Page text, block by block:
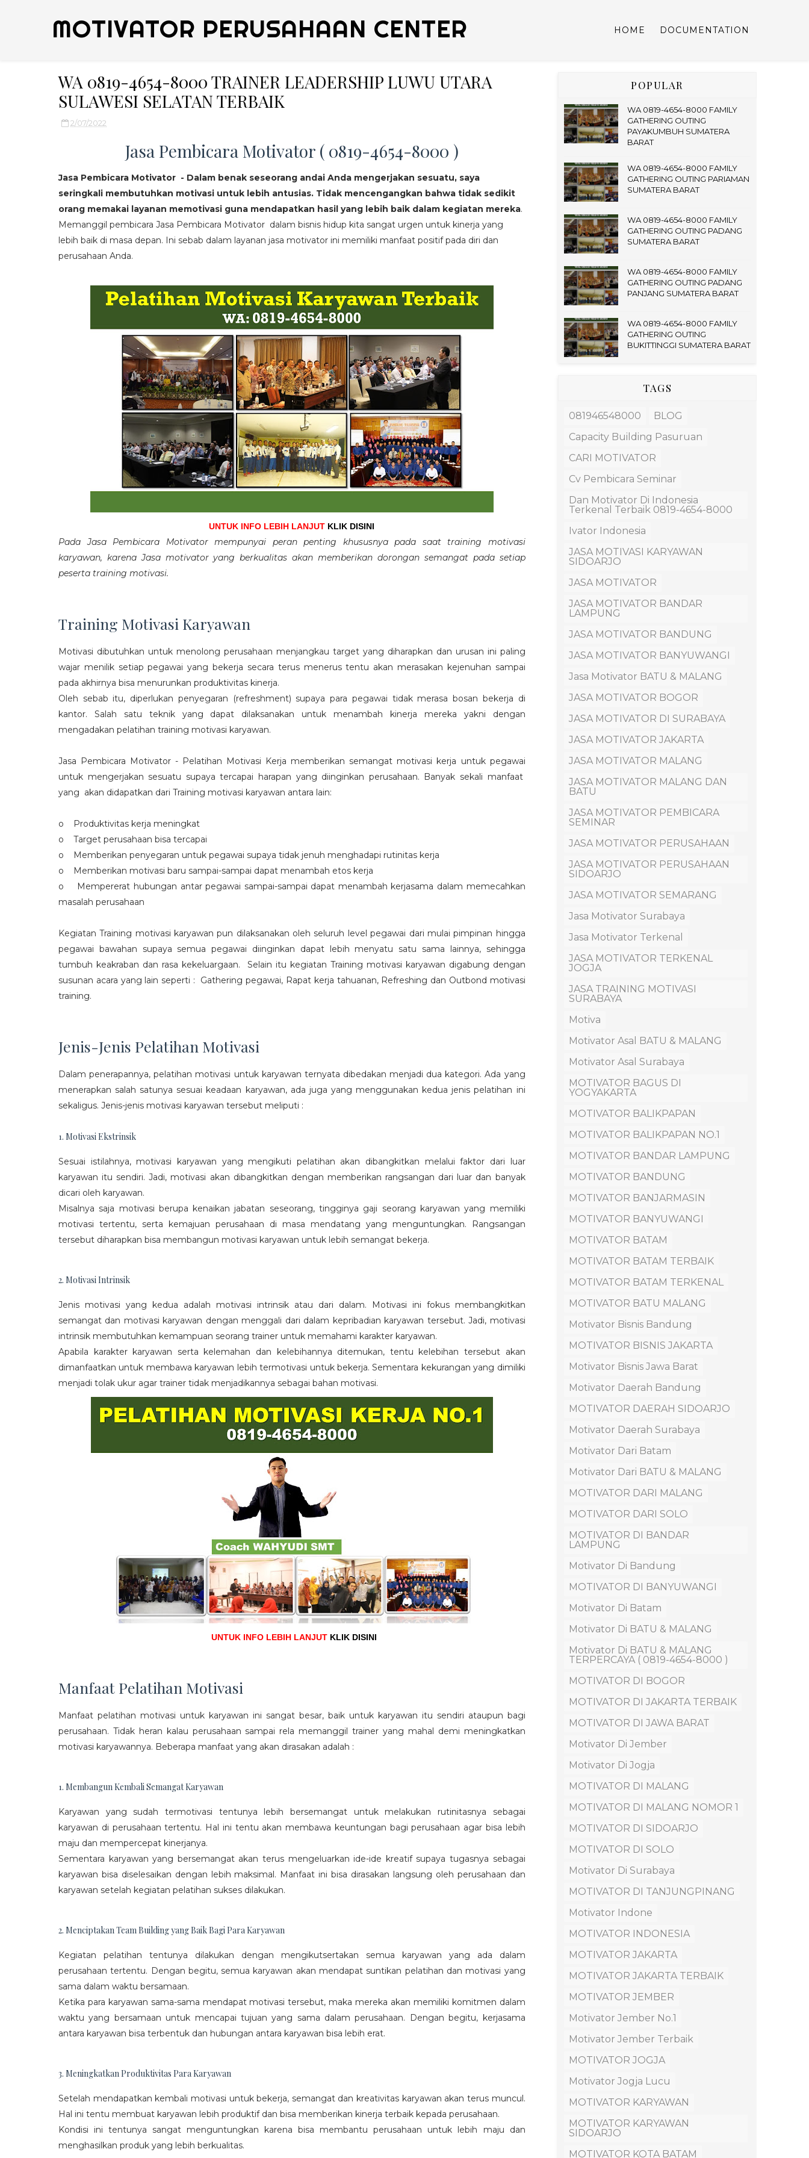
MOTIVATOR PERUSAHAAN CENTER HOME DOCUMENTATION
WA 0819-4654-8000 TRAINER LEADERSHIP LUWU UTARA
SULAWESI SELATAN TERBAIK
2/07/2022
Jasa Pembicara Motivator ( 0819-4654-8000 )
Jasa Pembicara Motivator - Dalam benak seseorang andai Anda mengerjakan sesuatu, saya
seringkali membutuhkan motivasi untuk lebih antusias. Tidak mencengangkan bahwa tidak sedikit
orang memakai layanan memotivasi guna mendapatkan hasil yang lebih baik dalam kegiatan mereka.
Memanggil pembicara Jasa Pembicara Motivator dalam bisnis hidup kita sangat urgen untuk kinerja yang
lebih baik di masa depan. Ini sebab dalam layanan jasa motivator ini memiliki manfaat positif pada diri dan
perusahaan Anda.
UNTUK INFO LEBIH LANJUT KLIK DISINI
Pada Jasa Pembicara Motivator mempunyai peran penting khususnya pada saat training motivasi
karyawan, karena Jasa motivator yang berkualitas akan memberikan dorongan semangat pada setiap
peserta training motivasi.
Training Motivasi Karyawan
Motivasi dibutuhkan untuk menolong perusahaan menjangkau target yang diharapkan dan urusan ini paling
wajar menilik setiap pegawai yang bekerja secara terus menerus tentu akan merasakan kejenuhan sampai
pada akhirnya bisa menurunkan produktivitas kinerja.
Oleh sebab itu, diperlukan penyegaran (refreshment) supaya para pegawai tidak merasa bosan bekerja di
kantor. Salah satu teknik yang dapat dilaksanakan untuk menambah kinerja mereka yakni dengan
mengadakan pelatihan training motivasi karyawan.
Jasa Pembicara Motivator - Pelatihan Motivasi Kerja memberikan semangat motivasi kerja untuk pegawai
untuk mengerjakan sesuatu supaya tercapai harapan yang diinginkan perusahaan. Banyak sekali manfaat
yang akan didapatkan dari Training motivasi karyawan antara lain:
o Produktivitas kerja meningkat
o Target perusahaan bisa tercapai
o Memberikan penyegaran untuk pegawai supaya tidak jenuh menghadapi rutinitas kerja
o Memberikan motivasi baru sampai-sampai dapat menambah etos kerja
o Mempererat hubungan antar pegawai sampai-sampai dapat menambah kerjasama dalam memecahkan
masalah perusahaan
Kegiatan Training motivasi karyawan pun dilaksanakan oleh seluruh level pegawai dari mulai pimpinan hingga
pegawai bawahan supaya semua pegawai diinginkan dapat lebih menyatu satu sama lainnya, sehingga
tumbuh keakraban dan rasa kekeluargaan. Selain itu kegiatan Training motivasi karyawan digabung dengan
susunan acara yang lain seperti : Gathering pegawai, Rapat kerja tahuanan, Refreshing dan Outbond motivasi
training.
Jenis-Jenis Pelatihan Motivasi
Dalam penerapannya, pelatihan motivasi untuk karyawan ternyata dibedakan menjadi dua kategori. Ada yang
menerapkan salah satunya sesuai keadaan karyawan, ada juga yang menggunakan kedua jenis pelatihan ini
sekaligus. Jenis-jenis motivasi karyawan tersebut meliputi :
1. Motivasi Ekstrinsik
Sesuai istilahnya, motivasi karyawan yang mengikuti pelatihan akan dibangkitkan melalui faktor dari luar
karyawan itu sendiri. Jadi, motivasi akan dibangkitkan dengan memberikan rangsangan dari luar dan banyak
dicari oleh karyawan.
Misalnya saja motivasi berupa kenaikan jabatan seseorang, tingginya gaji seorang karyawan yang memiliki
motivasi tertentu, serta kemajuan perusahaan di masa mendatang yang menguntungkan. Rangsangan
tersebut diharapkan bisa membangun motivasi karyawan untuk lebih semangat bekerja.
2. Motivasi Intrinsik
Jenis motivasi yang kedua adalah motivasi intrinsik atau dari dalam. Motivasi ini fokus membangkitkan
semangat dan motivasi karyawan dengan menggali dari dalam kepribadian karyawan tersebut. Jadi, motivasi
intrinsik membutuhkan kemampuan seorang trainer untuk memahami karakter karyawan.
Apabila karakter karyawan serta kelemahan dan kelebihannya ditemukan, tentu kelebihan tersebut akan
dimanfaatkan untuk membawa karyawan lebih termotivasi untuk bekerja. Sementara kekurangan yang dimiliki
menjadi tolak ukur agar trainer tidak menjadikannya sebagai bahan motivasi.
UNTUK INFO LEBIH LANJUT KLIK DISINI
Manfaat Pelatihan Motivasi
Manfaat pelatihan motivasi untuk karyawan ini sangat besar, baik untuk karyawan itu sendiri ataupun bagi
perusahaan. Tidak heran kalau perusahaan sampai rela memanggil trainer yang mahal demi meningkatkan
motivasi karyawannya. Beberapa manfaat yang akan dirasakan adalah :
1. Membangun Kembali Semangat Karyawan
Karyawan yang sudah termotivasi tentunya lebih bersemangat untuk melakukan rutinitasnya sebagai
karyawan di perusahaan tertentu. Hal ini tentu akan membawa keuntungan bagi perusahaan agar bisa lebih
maju dan mempercepat kinerjanya.
Sementara karyawan yang bersemangat akan terus mengeluarkan ide-ide kreatif supaya tugasnya sebagai
karyawan bisa diselesaikan dengan lebih maksimal. Manfaat ini bisa dirasakan langsung oleh perusahaan dan
karyawan setelah kegiatan pelatihan sukses dilakukan.
2. Menciptakan Team Building yang Baik Bagi Para Karyawan
Kegiatan pelatihan tentunya dilakukan dengan mengikutsertakan semua karyawan yang ada dalam
perusahaan tertentu. Dengan begitu, semua karyawan akan mendapat suntikan pelatihan dan motivasi yang
sama dalam waktu bersamaan.
Ketika para karyawan sama-sama mendapat motivasi tersebut, maka mereka akan memiliki komitmen dalam
waktu yang bersamaan untuk mencapai tujuan yang sama dalam perusahaan. Dengan begitu, kerjasama
antara karyawan bisa terbentuk dan hubungan antara karyawan bisa lebih erat.
3. Meningkatkan Produktivitas Para Karyawan
Setelah mendapatkan kembali motivasi untuk bekerja, semangat dan kreativitas karyawan akan terus muncul.
Hal ini tentu membuat karyawan lebih produktif dan bisa memberikan kinerja terbaik kepada perusahaan.
Kondisi ini tentunya sangat menguntungkan karena bisa membantu perusahaan untuk lebih maju dan
menghasilkan produk yang lebih berkualitas.
POPULAR
WA 0819-4654-8000 FAMILY
GATHERING OUTING
PAYAKUMBUH SUMATERA
BARAT
WA 0819-4654-8000 FAMILY
GATHERING OUTING PARIAMAN
SUMATERA BARAT
WA 0819-4654-8000 FAMILY
GATHERING OUTING PADANG
SUMATERA BARAT
WA 0819-4654-8000 FAMILY
GATHERING OUTING PADANG
PANJANG SUMATERA BARAT
WA 0819-4654-8000 FAMILY
GATHERING OUTING
BUKITTINGGI SUMATERA BARAT
TAGS
081946548000
BLOG
Capacity Building Pasuruan
CARI MOTIVATOR
Cv Pembicara Seminar
Dan Motivator Di Indonesia
Terkenal Terbaik 0819-4654-8000
Ivator Indonesia
JASA MOTIVASI KARYAWAN
SIDOARJO
JASA MOTIVATOR
JASA MOTIVATOR BANDAR
LAMPUNG
JASA MOTIVATOR BANDUNG
JASA MOTIVATOR BANYUWANGI
Jasa Motivator BATU & MALANG
JASA MOTIVATOR BOGOR
JASA MOTIVATOR DI SURABAYA
JASA MOTIVATOR JAKARTA
JASA MOTIVATOR MALANG
JASA MOTIVATOR MALANG DAN
BATU
JASA MOTIVATOR PEMBICARA
SEMINAR
JASA MOTIVATOR PERUSAHAAN
JASA MOTIVATOR PERUSAHAAN
SIDOARJO
JASA MOTIVATOR SEMARANG
Jasa Motivator Surabaya
Jasa Motivator Terkenal
JASA MOTIVATOR TERKENAL
JOGJA
JASA TRAINING MOTIVASI
SURABAYA
Motiva
Motivator Asal BATU & MALANG
Motivator Asal Surabaya
MOTIVATOR BAGUS DI
YOGYAKARTA
MOTIVATOR BALIKPAPAN
MOTIVATOR BALIKPAPAN NO.1
MOTIVATOR BANDAR LAMPUNG
MOTIVATOR BANDUNG
MOTIVATOR BANJARMASIN
MOTIVATOR BANYUWANGI
MOTIVATOR BATAM
MOTIVATOR BATAM TERBAIK
MOTIVATOR BATAM TERKENAL
MOTIVATOR BATU MALANG
Motivator Bisnis Bandung
MOTIVATOR BISNIS JAKARTA
Motivator Bisnis Jawa Barat
Motivator Daerah Bandung
MOTIVATOR DAERAH SIDOARJO
Motivator Daerah Surabaya
Motivator Dari Batam
Motivator Dari BATU & MALANG
MOTIVATOR DARI MALANG
MOTIVATOR DARI SOLO
MOTIVATOR DI BANDAR
LAMPUNG
Motivator Di Bandung
MOTIVATOR DI BANYUWANGI
Motivator Di Batam
Motivator Di BATU & MALANG
Motivator Di BATU & MALANG
TERPERCAYA ( 0819-4654-8000 )
MOTIVATOR DI BOGOR
MOTIVATOR DI JAKARTA TERBAIK
MOTIVATOR DI JAWA BARAT
Motivator Di Jember
Motivator Di Jogja
MOTIVATOR DI MALANG
MOTIVATOR DI MALANG NOMOR 1
MOTIVATOR DI SIDOARJO
MOTIVATOR DI SOLO
Motivator Di Surabaya
MOTIVATOR DI TANJUNGPINANG
Motivator Indone
MOTIVATOR INDONESIA
MOTIVATOR JAKARTA
MOTIVATOR JAKARTA TERBAIK
MOTIVATOR JEMBER
Motivator Jember No.1
Motivator Jember Terbaik
MOTIVATOR JOGJA
Motivator Jogja Lucu
MOTIVATOR KARYAWAN
MOTIVATOR KARYAWAN
SIDOARJO
MOTIVATOR KOTA BATAM